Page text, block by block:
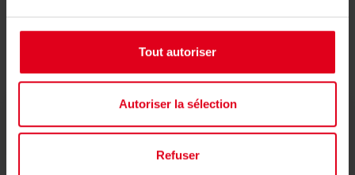
Tout autoriser
Autoriser la sélection
Refuser
Fiche technique